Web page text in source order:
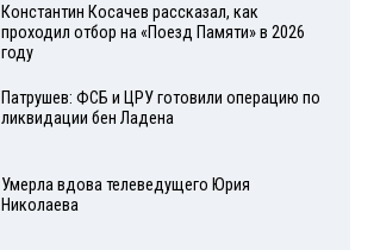
Константин Косачев рассказал, как
проходил отбор на «Поезд Памяти» в 2026
году
Патрушев: ФСБ и ЦРУ готовили операцию по
ликвидации бен Ладена
Умерла вдова телеведущего Юрия
Николаева